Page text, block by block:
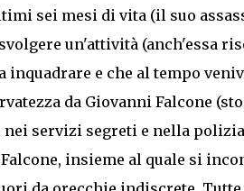
sei mesi di vita (il suo
un'attività (anch'essa
e che al tempo
da Giovanni Falcone
servizi segreti e nella
insieme al quale si